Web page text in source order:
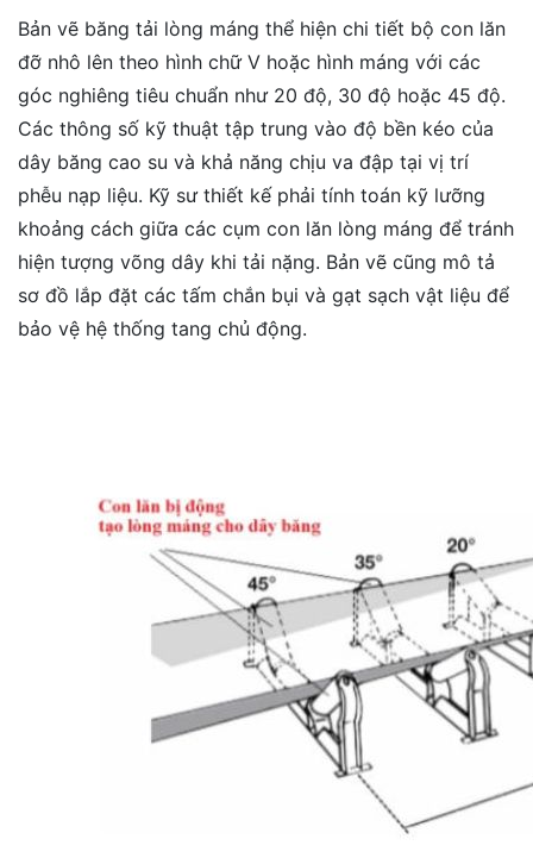
Bản vẽ băng tải lòng máng thể hiện chi tiết bộ con lăn
đỡ nhô lên theo hình chữ V hoặc hình máng với các
góc nghiêng tiêu chuẩn như 20 độ, 30 độ hoặc 45 độ.
Các thông số kỹ thuật tập trung vào độ bền kéo của
dây băng cao su và khả năng chịu va đập tại vị trí
phễu nạp liệu. Kỹ sư thiết kế phải tính toán kỹ lưỡng
khoảng cách giữa các cụm con lăn lòng máng để tránh
hiện tượng võng dây khi tải nặng. Bản vẽ cũng mô tả
sơ đồ lắp đặt các tấm chắn bụi và gạt sạch vật liệu để
bảo vệ hệ thống tang chủ động.